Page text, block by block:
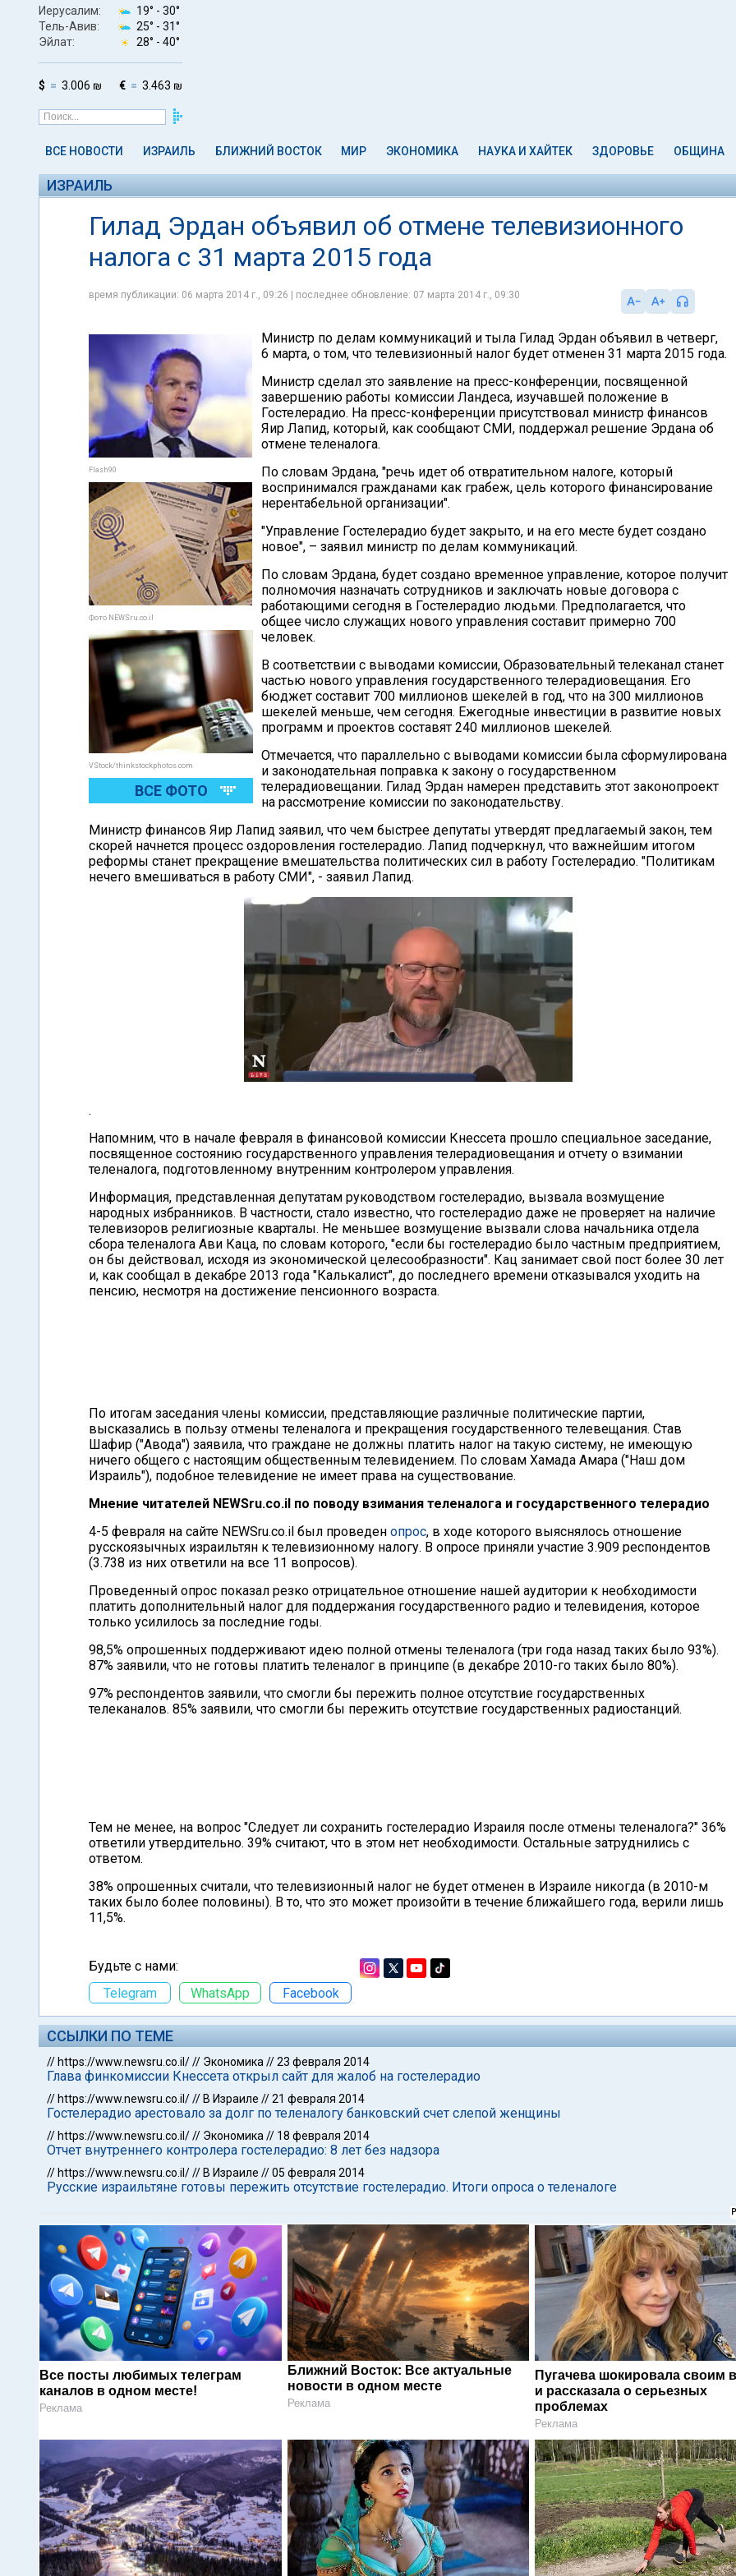
Иерусалим: 19° - 30°
Тель-Авив:
25° - 31°
Эйлат:
28° - 40°
$ 3.006 ₪ € 3.463 ₪
ВСЕ НОВОСТИ ИЗРАИЛЬ БЛИЖНИЙ ВОСТОК МИР ЭКОНОМИКА НАУКА И ХАЙТЕК ЗДОРОВЬЕ ОБЩИНА
ИЗРАИЛЬ
Гилад Эрдан объявил об отмене телевизионного
налога c 31 марта 2015 года
время публикации: 06 марта 2014 г., 09:26 | последнее обновление: 07 марта 2014 г., 09:30
Flash90
Фото NEWSru.co.il
VStock/thinkstockphotos.com
ВСЕ ФОТО
Министр по делам коммуникаций и тыла Гилад Эрдан объявил в четверг,
6 марта, о том, что телевизионный налог будет отменен 31 марта 2015 года.
Министр сделал это заявление на пресс-конференции, посвященной
завершению работы комиссии Ландеса, изучавшей положение в
Гостелерадио. На пресс-конференции присутствовал министр финансов
Яир Лапид, который, как сообщают СМИ, поддержал решение Эрдана об
отмене теленалога.
По словам Эрдана, "речь идет об отвратительном налоге, который
воспринимался гражданами как грабеж, цель которого финансирование
нерентабельной организации".
"Управление Гостелерадио будет закрыто, и на его месте будет создано
новое", – заявил министр по делам коммуникаций.
По словам Эрдана, будет создано временное управление, которое получит
полномочия назначать сотрудников и заключать новые договора с
работающими сегодня в Гостелерадио людьми. Предполагается, что
общее число служащих нового управления составит примерно 700
человек.
В соответствии с выводами комиссии, Образовательный телеканал станет
частью нового управления государственного телерадиовещания. Его
бюджет составит 700 миллионов шекелей в год, что на 300 миллионов
шекелей меньше, чем сегодня. Ежегодные инвестиции в развитие новых
программ и проектов составят 240 миллионов шекелей.
Отмечается, что параллельно с выводами комиссии была сформулирована
и законодательная поправка к закону о государственном
телерадиовещании. Гилад Эрдан намерен представить этот законопроект
на рассмотрение комиссии по законодательству.
Министр финансов Яир Лапид заявил, что чем быстрее депутаты утвердят предлагаемый закон, тем
скорей начнется процесс оздоровления гостелерадио. Лапид подчеркнул, что важнейшим итогом
реформы станет прекращение вмешательства политических сил в работу Гостелерадио. "Политикам
нечего вмешиваться в работу СМИ", - заявил Лапид.
.
Напомним, что в начале февраля в финансовой комиссии Кнессета прошло специальное заседание,
посвященное состоянию государственного управления телерадиовещания и отчету о взимании
теленалога, подготовленному внутренним контролером управления.
Информация, представленная депутатам руководством гостелерадио, вызвала возмущение
народных избранников. В частности, стало известно, что гостелерадио даже не проверяет на наличие
телевизоров религиозные кварталы. Не меньшее возмущение вызвали слова начальника отдела
сбора теленалога Ави Каца, по словам которого, "если бы гостелерадио было частным предприятием,
он бы действовал, исходя из экономической целесообразности". Кац занимает свой пост более 30 лет
и, как сообщал в декабре 2013 года "Калькалист", до последнего времени отказывался уходить на
пенсию, несмотря на достижение пенсионного возраста.
По итогам заседания члены комиссии, представляющие различные политические партии,
высказались в пользу отмены теленалога и прекращения государственного телевещания. Став
Шафир ("Авода") заявила, что граждане не должны платить налог на такую систему, не имеющую
ничего общего с настоящим общественным телевидением. По словам Хамада Амара ("Наш дом
Израиль"), подобное телевидение не имеет права на существование.
Мнение читателей NEWSru.co.il по поводу взимания теленалога и государственного телерадио
4-5 февраля на сайте NEWSru.co.il был проведен опрос, в ходе которого выяснялось отношение
русскоязычных израильтян к телевизионному налогу. В опросе приняли участие 3.909 респондентов
(3.738 из них ответили на все 11 вопросов).
Проведенный опрос показал резко отрицательное отношение нашей аудитории к необходимости
платить дополнительный налог для поддержания государственного радио и телевидения, которое
только усилилось за последние годы.
98,5% опрошенных поддерживают идею полной отмены теленалога (три года назад таких было 93%).
87% заявили, что не готовы платить теленалог в принципе (в декабре 2010-го таких было 80%).
97% респондентов заявили, что смогли бы пережить полное отсутствие государственных
телеканалов. 85% заявили, что смогли бы пережить отсутствие государственных радиостанций.
Тем не менее, на вопрос "Следует ли сохранить гостелерадио Израиля после отмены теленалога?" 36%
ответили утвердительно. 39% считают, что в этом нет необходимости. Остальные затруднились с
ответом.
38% опрошенных считали, что телевизионный налог не будет отменен в Израиле никогда (в 2010-м
таких было более половины). В то, что это может произойти в течение ближайшего года, верили лишь
11,5%.
Будьте с нами:
Telegram
WhatsApp Facebook
ССЫЛКИ ПО ТЕМЕ
// https://www.newsru.co.il/// Экономика //23 февраля 2014
Глава финкомиссии Кнессета открыл сайт для жалоб на гостелерадио
// https://www.newsru.co.il/// В Израиле //21 февраля 2014
Гостелерадио арестовало за долг по теленалогу банковский счет слепой женщины
// https://www.newsru.co.il/// Экономика // 18 февраля 2014
Отчет внутреннего контролера гостелерадио: 8 лет без надзора
// https://www.newsru.co.il/// В Израиле //05 февраля 2014
Русские израильтяне готовы пережить отсутствие гостелерадио. Итоги опроса о теленалоге
Все посты любимых телеграм
каналов в одном месте!
Реклама
Ближний Восток: Все актуальные
новости в одном месте
Реклама
Пугачева шокировала своим
и рассказала о серьезных
проблемах
Реклама